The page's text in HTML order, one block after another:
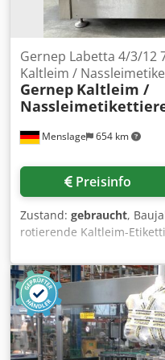
Menslage 654 km
Gernep Labetta 4/3/12
Kaltleim /
Gernep Kaltleim /
Preisinfo
Zustand: gebraucht,
rotierende Kaltleim-
deutschen Firma
die Kaltleim-Etikettierung
in der Weinindustrie,
Etikettieraggregaten zum
und Rückenetiketten
über einen
Krones-Leimpumpe für